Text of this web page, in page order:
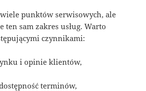
punktów serwisowych, ale
ten sam zakres usług. Warto
czynnikami:
i opinie klientów,
terminów,